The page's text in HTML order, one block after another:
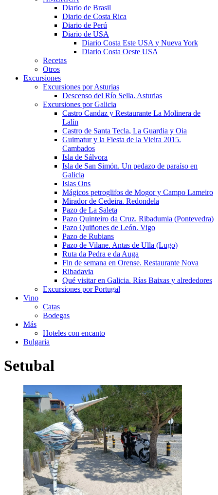
Diario de Brasil
Diario de Costa Rica
Diario de Perú
Diario de USA
Diario Costa Este USA y Nueva York
Diario Costa Oeste USA
Recetas
Otros
Excursiones
Excursiones por Asturias
Descenso del Río Sella. Asturias
Excursiones por Galicia
Castro Candaz y Restaurante La Molinera de
Lalín
Castro de Santa Tecla, La Guardia y Oia
Guimatur y la Fiesta de la Vieira 2015.
Cambados
Isla de Sálvora
Isla de San Simón. Un pedazo de paraíso en
Galicia
Islas Ons
Mágicos petroglifos de Mogor y Campo Lameiro
Mirador de Cedeira. Redondela
Pazo de La Saleta
Pazo Quinteiro da Cruz. Ribadumia (Pontevedra)
Pazo Quiñones de León. Vigo
Pazo de Rubians
Pazo de Vilane. Antas de Ulla (Lugo)
Ruta da Pedra e da Auga
Fin de semana en Orense. Restaurante Nova
Ribadavia
Qué visitar en Galicia. Rías Baixas y alrededores
Excursiones por Portugal
Vino
Catas
Bodegas
Más
Hoteles con encanto
Bulgaria
Setubal